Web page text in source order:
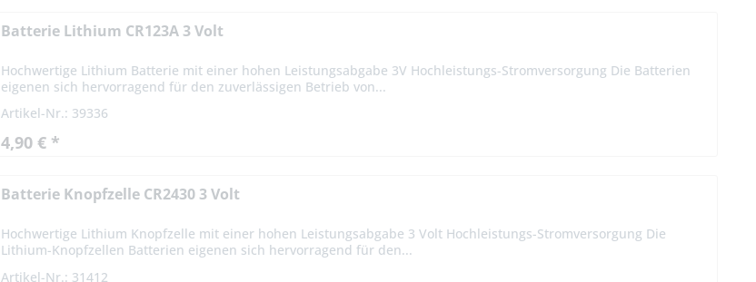
Batterie Lithium CR123A 3 Volt
Hochwertige Lithium Batterie mit einer hohen Leistungsabgabe 3V Hochleistungs-Stromversorgung Die Batterien
eigenen sich hervorragend für den zuverlässigen Betrieb von...
Artikel-Nr.: 39336
4,90 € *
Batterie Knopfzelle CR2430 3 Volt
Hochwertige Lithium Knopfzelle mit einer hohen Leistungsabgabe 3 Volt Hochleistungs-Stromversorgung Die
Lithium-Knopfzellen Batterien eigenen sich hervorragend für den...
Artikel-Nr.: 31412